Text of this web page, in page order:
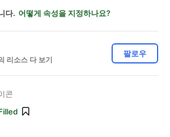
다. 어떻게 속성을 지정하나요?
리소스 다 보기
팔로우
콘